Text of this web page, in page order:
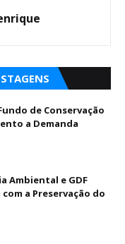
de Conservação
a Demanda
Ambiental e GDF
a Preservação do